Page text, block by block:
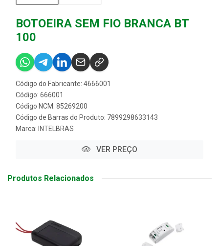
BOTOEIRA SEM FIO BRANCA BT
100
Código do Fabricante: 4666001
Código: 666001
Código NCM: 85269200
Código de Barras do Produto: 7899298633143
Marca: INTELBRAS
VER PREÇO
Produtos Relacionados